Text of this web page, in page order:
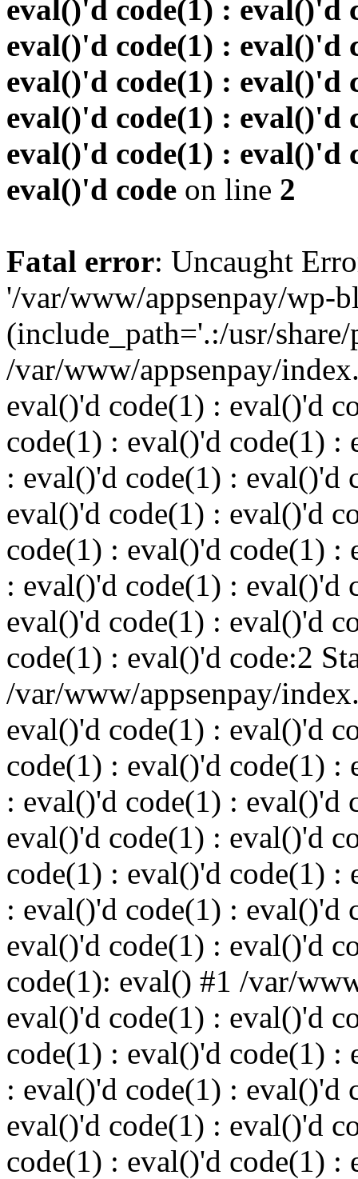
eval()'d code(1) : eval()'d
eval()'d code(1) : eval()'d
eval()'d code(1) : eval()'d
eval()'d code(1) : eval()'d
eval()'d code(1) : eval()'d
eval()'d code on line 2
Fatal error: Uncaught
'/var/www/appsenpay/wp-
(include_path='.:/usr/
/var/www/appsenpay/
eval()'d code(1) : eval()'d
code(1) : eval()'d code(1) :
: eval()'d code(1) : eval()'d
eval()'d code(1) : eval()'d
code(1) : eval()'d code(1) :
: eval()'d code(1) : eval()'d
eval()'d code(1) : eval()'d
code(1) : eval()'d code:2
/var/www/appsenpay/
eval()'d code(1) : eval()'d
code(1) : eval()'d code(1) :
: eval()'d code(1) : eval()'d
eval()'d code(1) : eval()'d
code(1) : eval()'d code(1) :
: eval()'d code(1) : eval()'d
eval()'d code(1) : eval()'d
code(1): eval() #1 /var/
eval()'d code(1) : eval()'d
code(1) : eval()'d code(1) :
: eval()'d code(1) : eval()'d
eval()'d code(1) : eval()'d
code(1) : eval()'d code(1) :